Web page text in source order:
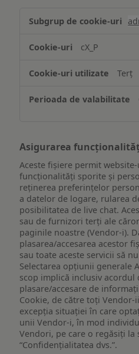
și/sau
informațiilor
pe
dispozitiv
cX_P
Terț
Asigurarea
Aceste fișiere permit
funcționalități sporite și
reţinerea preferinţelor
a datelor de logare, rularea
posibilitatea de live chat.
sau de furnizori terți ale
paginile noastre (Vendor-i).
plasarea/accesarea acestor
sau toate aceste servicii să
Selectarea opțiunii generale
scop implică inclusiv acordul
plasare/accesare de
Cookie, de către toți
excepția situației în care
unii Vendor-i, în mod
Vendori, pe care o regăsiți la
“Confidențialitatea dvs.”.